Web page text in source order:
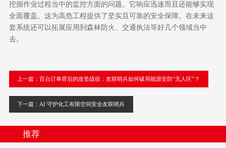
挖掘作业过程当中的监控方面的问题。它响应迅速而且还能够实现
全面覆盖。这为高危工程提供了坚实且可靠的安全保障。在未来这
套系统还可以拓展应用到森林防火、交通执法等好几个领域当中
去。
上一篇：百台订单背后的攻坚战役：友联哨兵如何破局能源安防“无人区”？
下一篇：AI 守护化工有限空间安全友联哨兵
推荐